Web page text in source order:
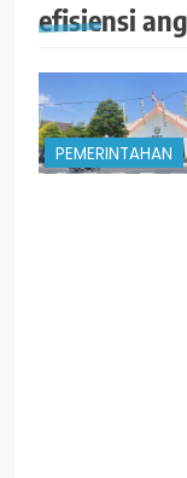
efisiensi
PEMERINTAHAN